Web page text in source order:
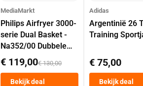
MediaMarkt
Philips Airfryer 3000-
serie Dual Basket -
Na352/00 Dubbele
Mand 9 L Tot 6
Personen
Heteluchtfriteuse
€ 119,00€ 130,00
Bekijk deal
Adidas
Argentinië 26
Training
€ 75,00
Bekijk deal